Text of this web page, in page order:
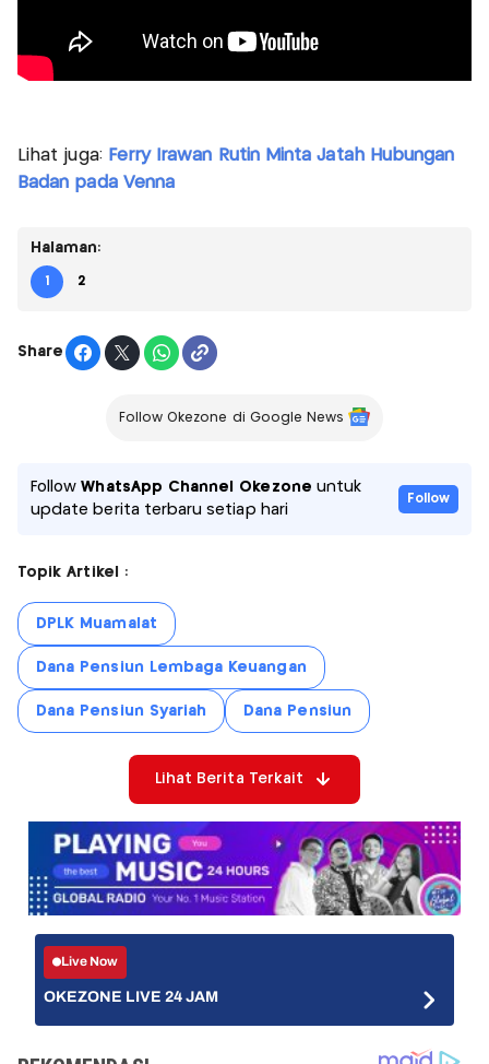
Lihat juga: Ferry Irawan Rutin Minta Jatah Hubungan
Badan pada Venna
Halaman:
1 2
Share
Follow Okezone di Google News
FollowWhatsApp Channel Okezone untuk
update berita terbaru setiap hari
Follow
Topik Artikel :
DPLK Muamalat
Dana Pensiun Lembaga Keuangan
Dana Pensiun Syariah Dana Pensiun
Lihat Berita Terkait
Live Now
OKEZONE LIVE 24 JAM